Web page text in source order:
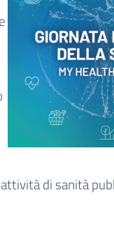
di sanità